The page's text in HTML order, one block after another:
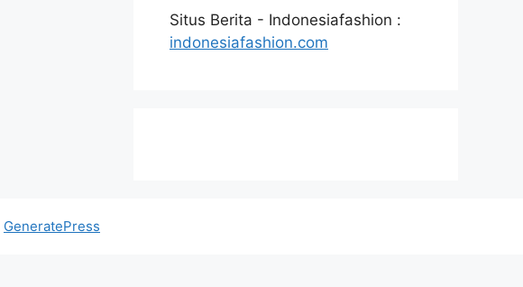
Situs Berita - Indonesiafashion :
indonesiafashion.com
GeneratePress